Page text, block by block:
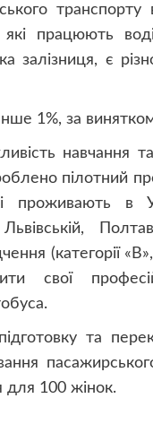
транспорту
які працюють
залізниця, є
1%, за
навчання
пілотний
проживають в
(категорії
свої
та
для 100 жінок.